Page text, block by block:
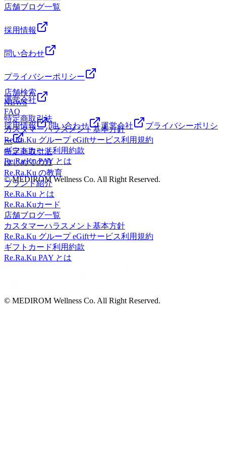
A７ 出口直結】【都営浅草線宝町駅より１駅 日本橋駅 A７
出口直結】
ッサージよりも気持ちがいい！ 肩甲骨ストレッチ】
Re.Ra.Ku 日本橋店東京都中央区八重洲1-3-7八重洲ファー
ストフィナンシャルビルB1F(モグモグキッチン内)営業時
休日）＜店舗電話番号＞03-3273-7900＜Mail＞
salon.nihonbashi@reraku.jp＜HP（PC)＞
http://reraku.jp/studio/nihonbashi/
■□■―――――――――――――
ストフィナンシャルビルB1F(モグモグキッチン内)営業時
休日）＜店舗電話番号＞03-3273-7900＜Mail＞
salon.nihonbashi@reraku.jp＜HP（PC)＞
http://reraku.jp/studio/nihonbashi/
■□■―――――――――――――
改札徒歩7分/大手町駅B10出口へお進み下さい】【東京メト
ロ千代田線大手町駅東改札徒歩7分/大手町駅B10出口へお進
み下さい】【東京メトロ銀座線三越前駅A4出口徒歩4分】
【東京メトロ半蔵門線三越前駅A4出口徒歩4分】【日本橋三
越本店徒歩5分】【コレド室町徒歩5分】【東京メトロ銀座線
町駅より１駅 日本橋駅 A７ 出口直結】
ッサージよりも気持ちがいい！ 肩甲骨ストレッチ】
Re.Ra.Ku 日本橋店東京都中央区八重洲1-3-7八重洲ファー
ストフィナンシャルビルB1F(モグモグキッチン内)営業時
間 平日12:00～21:00／土日祝10:00～19:00（毎週水曜 定
休日）＜店舗電話番号＞03-3273-7900＜Mail＞
salon.nihonbashi@reraku.jp＜HP（PC)＞
http://reraku.jp/studio/nihonbashi/
■□■―――――――――――――
徒歩3分】【日本橋高島屋徒歩3分】【各JR線東京駅日本橋
分】【東海道・山陽新幹線東京駅日本橋口より徒歩5分】
口へお進み下さい】【東京メトロ丸の内線大手町駅東改札徒
門線大手町駅東改札徒歩7分/大手町駅B10出口へお進み下さ
い】【東京メトロ千代田線大手町駅東改札徒歩7分/大手町駅
B10出口へお進み下さい】【東京メトロ銀座線三越前駅A4出
口徒歩4分】【東京メトロ半蔵門線三越前駅A4出口徒歩4
分】【日本橋三越本店徒歩5分】【コレド室町徒歩5分】【東
京メトロ銀座線京橋駅より１駅 日本橋駅 A７ 出口直結】
【都営浅草線宝町駅より１駅 日本橋駅 A７ 出口直結】
ッサージよりも気持ちがいい！ 肩甲骨ストレッチ】
Re.Ra.Ku 日本橋店東京都中央区八重洲1-3-7八重洲ファー
ストフィナンシャルビルB1F(モグモグキッチン内)営業時
間 平日12:00～21:00／土日祝10:00～19:00（毎週水曜 定
休日）＜店舗電話番号＞03-3273-7900＜Mail＞
salon.nihonbashi@reraku.jp＜HP（PC)＞
http://reraku.jp/studio/nihonbashi/
■□■―――――――――――――
店舗ブログ一覧
採用情報
問い合わせ
プライバシーポリシー
運営会社
特定商取引法
カスタマーハラスメント基本方針
Re.Ra.Ku グループ eGiftサービス利用規約
ギフトカード利用約款
Re.Ra.Ku PAY とは
© MEDIROM Wellness Co. All Right Reserved.
店舗検索
NEWS
FAQ
採用情報
問い合わせ 運営会社
プライバシーポリシ
ー
特定商取引法
はじめての方
Re.Ra.Ku の教育
ブランド紹介
Re.Ra.Ku とは
Re.Ra.Kuカード
店舗ブログ一覧
カスタマーハラスメント基本方針
Re.Ra.Ku グループ eGiftサービス利用規約
ギフトカード利用約款
Re.Ra.Ku PAY とは
© MEDIROM Wellness Co. All Right Reserved.